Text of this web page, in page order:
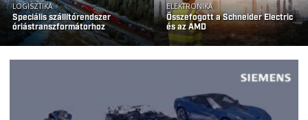
LOGISZTIKA
Speciális szállítórendszer
óriástranszformátorhoz
ELEKTRONIKA
Összefogott a Schneider Electric
és az AMD